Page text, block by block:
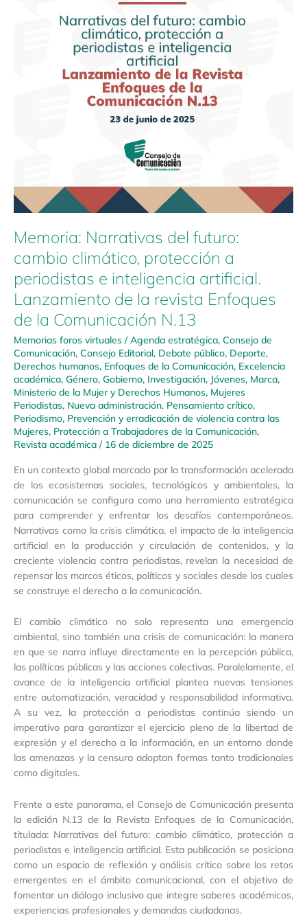
Memoria: Narrativas del futuro:
cambio climático, protección a
periodistas e inteligencia artificial.
Lanzamiento de la revista Enfoques
de la Comunicación N.13
Memorias foros virtuales /Agenda estratégica, Consejo de
Comunicación, Consejo Editorial, Debate público, Deporte,
Derechos humanos, Enfoques de la Comunicación, Excelencia
académica, Género, Gobierno, Investigación, Jóvenes, Marca,
Ministerio de la Mujer y Derechos Humanos, Mujeres
Periodistas, Nueva administración, Pensamiento crítico,
Periodismo, Prevención y erradicación de violencia contra las
Mujeres, Protección a Trabajadores de la Comunicación,
Revista académica / 16 de diciembre de 2025
En un contexto global marcado por la transformación acelerada
de los ecosistemas sociales, tecnológicos y ambientales, la
comunicación se configura como una herramienta estratégica
para comprender y enfrentar los desafíos contemporáneos.
Narrativas como la crisis climática, el impacto de la inteligencia
artificial en la producción y circulación de contenidos, y la
creciente violencia contra periodistas, revelan la necesidad de
repensar los marcos éticos, políticos y sociales desde los cuales
se construye el derecho a la comunicación.
El cambio climático no solo representa una emergencia
ambiental, sino también una crisis de comunicación: la manera
en que se narra influye directamente en la percepción pública,
las políticas públicas y las acciones colectivas. Paralelamente, el
avance de la inteligencia artificial plantea nuevas tensiones
entre automatización, veracidad y responsabilidad informativa.
A su vez, la protección a periodistas continúa siendo un
imperativo para garantizar el ejercicio pleno de la libertad de
expresión y el derecho a la información, en un entorno donde
las amenazas y la censura adoptan formas tanto tradicionales
como digitales.
Frente a este panorama, el Consejo de Comunicación presenta
la edición N.13 de la Revista Enfoques de la Comunicación,
titulada: Narrativas del futuro: cambio climático, protección a
periodistas e inteligencia artificial. Esta publicación se posiciona
como un espacio de reflexión y análisis crítico sobre los retos
emergentes en el ámbito comunicacional, con el objetivo de
fomentar un diálogo inclusivo que integre saberes académicos,
experiencias profesionales y demandas ciudadanas.